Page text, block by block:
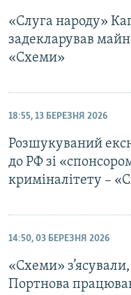
«Слуга народу»
задекларував
«Схеми»
18:55, 13 БЕРЕЗНЯ 2026
Розшукуваний
до РФ зі
криміналітету –
14:50, 03 БЕРЕЗНЯ 2026
«Схеми»
Портнова